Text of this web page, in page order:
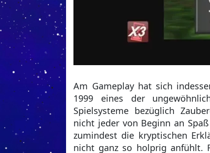
Am Gameplay hat sich
1999 eines der
Spielsysteme bezüglich
nicht jeder von Beginn an
zumindest die kryptischen
nicht ganz so holprig anfühlt.